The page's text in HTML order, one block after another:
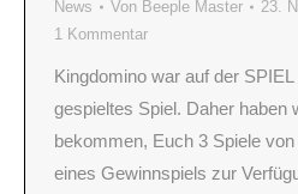
News Von Beeple Master
23.
1 Kommentar
Kingdomino war auf der
gespieltes Spiel. Daher haben
bekommen, Euch 3 Spiele
eines Gewinnspiels zur